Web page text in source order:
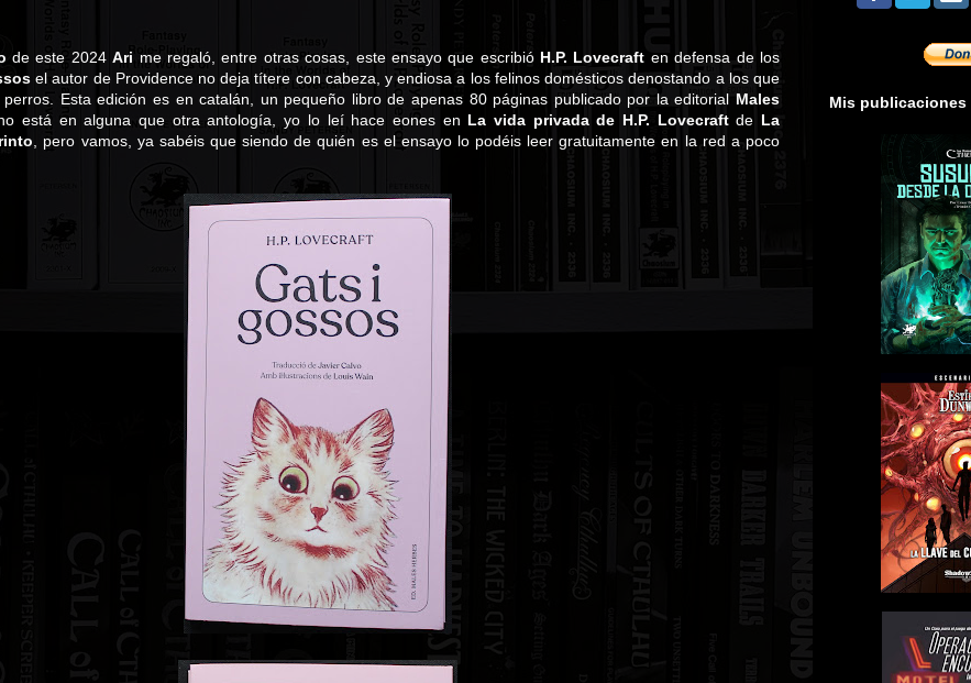
de este 2024Ari me regaló, entre otras cosas, este ensayo que escribió H.P. Lovecraft en defensa de los
el autor de Providence no deja títere con cabeza, y endiosa a los felinos domésticos denostando a los que
Esta edición es en catalán, un pequeño libro de apenas 80 páginas publicado por la editorial Males
está en alguna que otra antología, yo lo leí hace eones en La vida privada de H.P. Lovecraftde La
, pero vamos, ya sabéis que siendo de quién es el ensayo lo podéis leer gratuitamente en la red a poco
Mis publicaciones